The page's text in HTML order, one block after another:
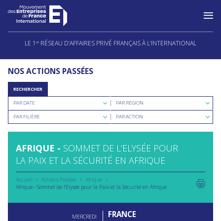
Aller
LE 1 ER RÉSEAU D’AFFAIRES PRIVÉ FRANÇAIS À L’INTERNATIONAL
NOS ACTIONS PASSÉES
RECHERCHER
Rechercher
par
date
PAR DATE
Rechercher
par
région
PAR RÉGION
Rechercher
parPAR FILIÈRE
Rechercher
parPAR ACTION
AFRIQUE - SOMMET DE L’ELYSÉE POUR
LA PAIX ET LA SÉCURITÉ EN AFRIQUE
Accueil Actions Passées
Afrique
Afrique - Sommet de l’Elysée pour la Paix et la Sécurité en Afrique
MERCREDI FRANCE